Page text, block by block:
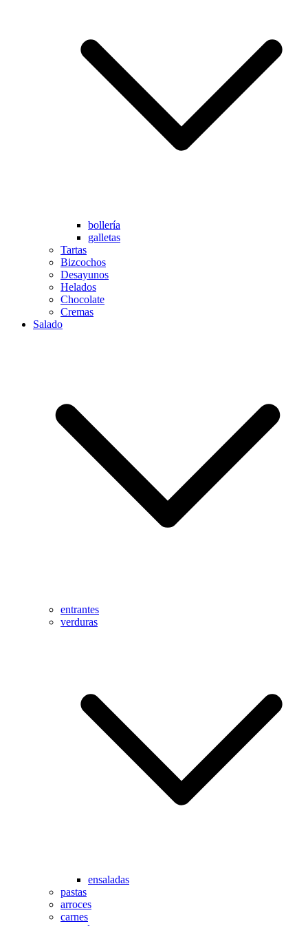
bollería
galletas
Tartas
Bizcochos
Desayunos
Helados
Chocolate
Cremas
Salado
entrantes
verduras
ensaladas
pastas
arroces
carnes